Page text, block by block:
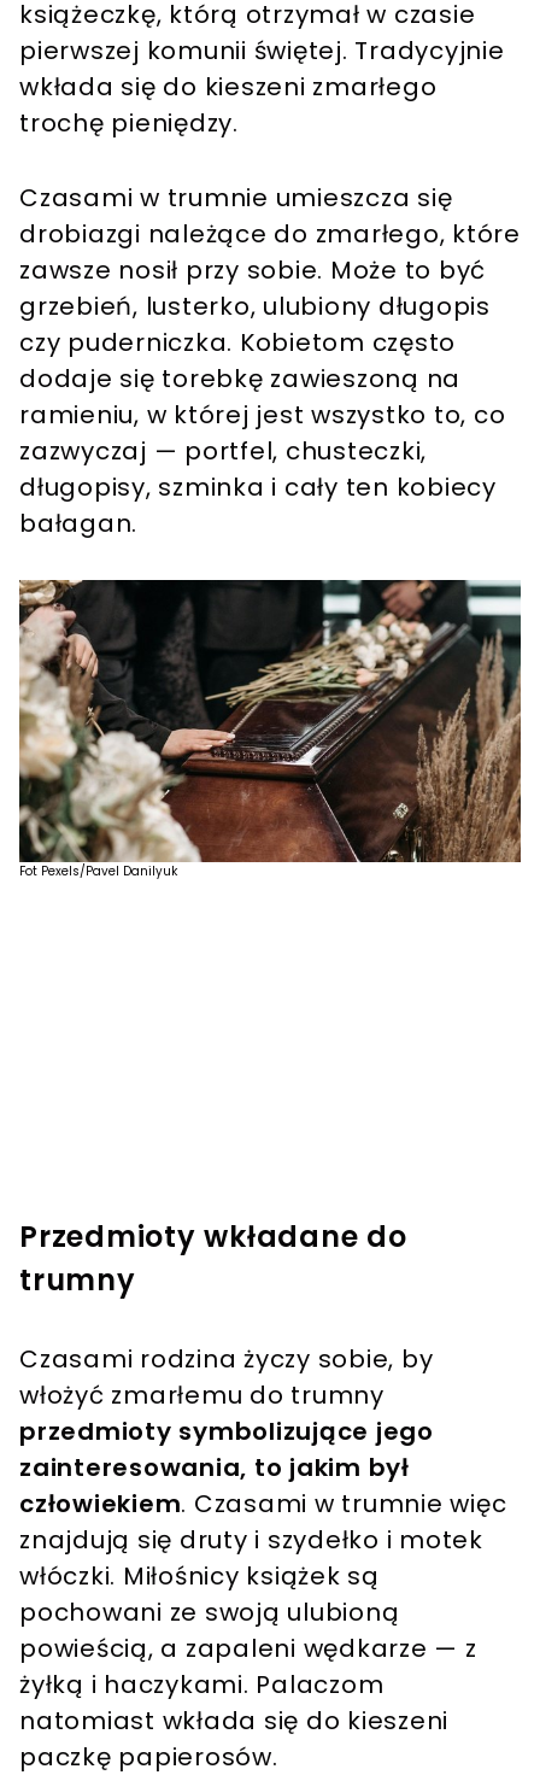
książeczkę, którą otrzymał w czasie
pierwszej komunii świętej. Tradycyjnie
wkłada się do kieszeni zmarłego
trochę pieniędzy.
Czasami w trumnie umieszcza się
drobiazgi należące do zmarłego, które
zawsze nosił przy sobie. Może to być
grzebień, lusterko, ulubiony długopis
czy puderniczka. Kobietom często
dodaje się torebkę zawieszoną na
ramieniu, w której jest wszystko to, co
zazwyczaj — portfel, chusteczki,
długopisy, szminka i cały ten kobiecy
bałagan.
Fot Pexels/Pavel Danilyuk
Przedmioty wkładane do
trumny
Czasami rodzina życzy sobie, by
włożyć zmarłemu do trumny
przedmioty symbolizujące jego
zainteresowania, to jakim był
człowiekiem. Czasami w trumnie więc
znajdują się druty i szydełko i motek
włóczki. Miłośnicy książek są
pochowani ze swoją ulubioną
powieścią, a zapaleni wędkarze — z
żyłką i haczykami. Palaczom
natomiast wkłada się do kieszeni
paczkę papierosów.